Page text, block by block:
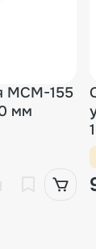
MCM-155
40 мм